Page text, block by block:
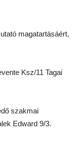
magatartásáért,
Ksz/11 Tagai
szakmai
Edward 9/3.